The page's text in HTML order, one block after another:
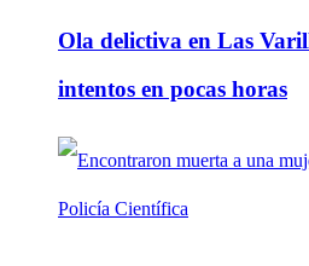
Ola delictiva en Las
intentos en pocas horas